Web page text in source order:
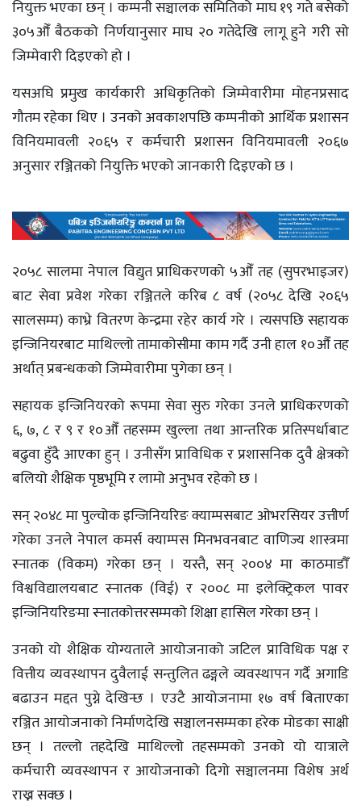
नियुक्त भएका छन् । कम्पनी सञ्चालक समितिको माघ १९ गते बसेको
३०५औँ बैठकको निर्णयानुसार माघ २० गतेदेखि लागू हुने गरी सो
जिम्मेवारी दिइएको हो ।
यसअघि प्रमुख कार्यकारी अधिकृतिको जिम्मेवारीमा मोहनप्रसाद
गौतम रहेका थिए । उनको अवकाशपछि कम्पनीको आर्थिक प्रशासन
विनियमावली २०६५ र कर्मचारी प्रशासन विनियमावली २०६७
अनुसार रञ्जितको नियुक्ति भएको जानकारी दिइएको छ ।
२०५८ सालमा नेपाल विद्युत प्राधिकरणको ५औँ तह (सुपरभाइजर)
बाट सेवा प्रवेश गरेका रञ्जितले करिब ८ वर्ष (२०५८ देखि २०६५
सालसम्म) काभ्रे वितरण केन्द्रमा रहेर कार्य गरे । त्यसपछि सहायक
इन्जिनियरबाट माथिल्लो तामाकोसीमा काम गर्दै उनी हाल १०औँ तह
अर्थात् प्रबन्धकको जिम्मेवारीमा पुगेका छन् ।
सहायक इन्जिनियरको रूपमा सेवा सुरु गरेका उनले प्राधिकरणको
६, ७, ८ र ९ र १०औँ तहसम्म खुल्ला तथा आन्तरिक प्रतिस्पर्धाबाट
बढुवा हुँदै आएका हुन् । उनीसँग प्राविधिक र प्रशासनिक दुवै क्षेत्रको
बलियो शैक्षिक पृष्ठभूमि र लामो अनुभव रहेको छ ।
सन् २०४८ मा पुल्चोक इन्जिनियरिङ क्याम्पसबाट ओभरसियर उत्तीर्ण
गरेका उनले नेपाल कमर्स क्याम्पस मिनभवनबाट वाणिज्य शास्त्रमा
स्नातक (विकम) गरेका छन् । यस्तै, सन् २००४ मा काठमाडौँ
विश्वविद्यालयबाट स्नातक (विई) र २००८ मा इलेक्ट्रिकल पावर
इन्जिनियरिङमा स्नातकोत्तरसम्मको शिक्षा हासिल गरेका छन् ।
उनको यो शैक्षिक योग्यताले आयोजनाको जटिल प्राविधिक पक्ष र
वित्तीय व्यवस्थापन दुवैलाई सन्तुलित ढङ्गले व्यवस्थापन गर्दै अगाडि
बढाउन मद्दत पुग्ने देखिन्छ । एउटै आयोजनामा १७ वर्ष बिताएका
रञ्जित आयोजनाको निर्माणदेखि सञ्चालनसम्मका हरेक मोडका साक्षी
छन् । तल्लो तहदेखि माथिल्लो तहसम्मको उनको यो यात्राले
कर्मचारी व्यवस्थापन र आयोजनाको दिगो सञ्चालनमा विशेष अर्थ
राख्न सक्छ ।